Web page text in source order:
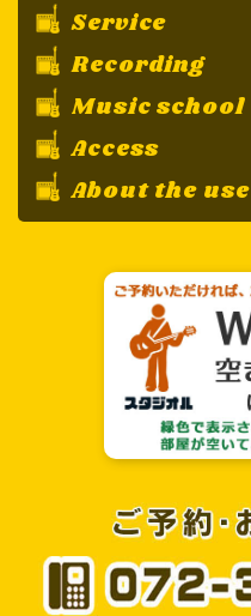
Service
Recording
Music school
Access
About the use